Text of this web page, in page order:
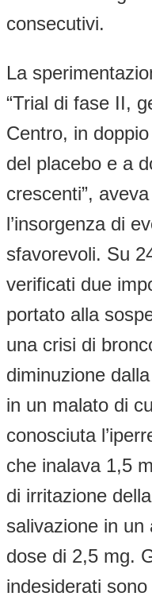
consecutivi.
La
“Trial di fase II,
Centro, in
del placebo e a
crescenti”,
l’insorgenza di
sfavorevoli. Su
verificati due
portato alla
una crisi di
diminuzione
in un malato di
conosciuta
che inalava 1,5
di irritazione
salivazione in un
dose di 2,5 mg.
indesiderati